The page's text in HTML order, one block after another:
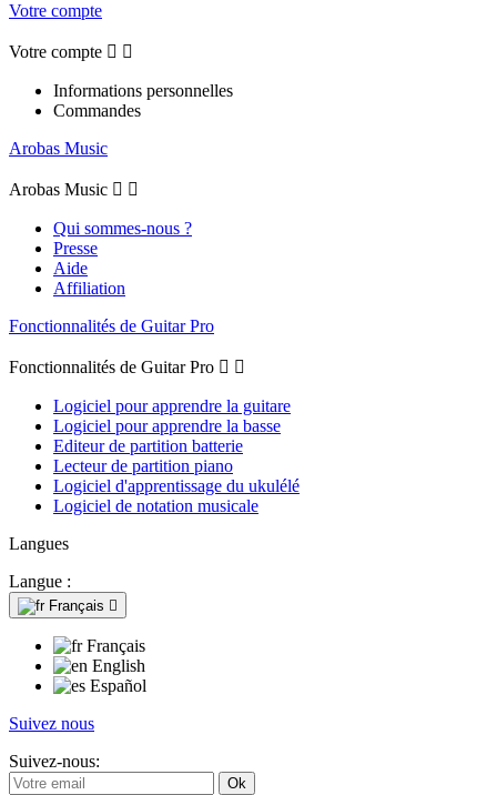
Votre compte
Votre compte  
Informations personnelles
Commandes
Arobas Music
Arobas Music  
Qui sommes-nous ?
Presse
Aide
Affiliation
Fonctionnalités de Guitar Pro
Fonctionnalités de Guitar Pro  
Logiciel pour apprendre la guitare
Logiciel pour apprendre la basse
Editeur de partition batterie
Lecteur de partition piano
Logiciel d'apprentissage du ukulélé
Logiciel de notation musicale
Langues
Langue :
Français 
Français
English
Español
Suivez nous
Suivez-nous: